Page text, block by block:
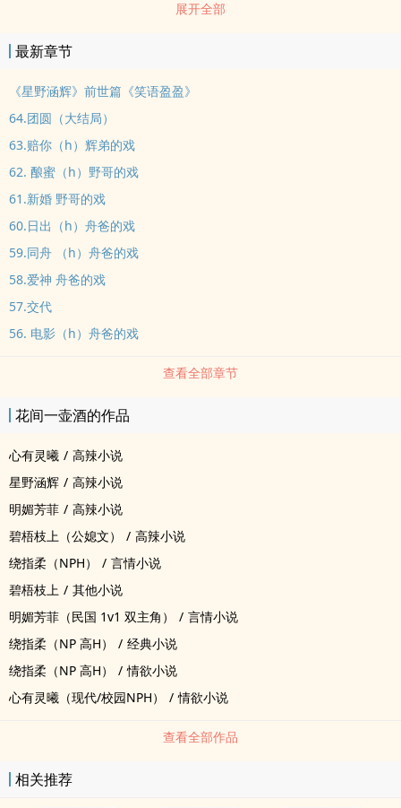
野涵辉女主名字来自于辛弃疾的《青玉案》里的笑语盈盈哥哥和姐姐
一对儿，弟弟和妹妹一对儿，最后强行HE这次我要一本正经写个披着
的超级变态妹子们介意慎点《星野涵辉》前世篇《笑语盈盈》我决定
就写皆大欢喜的肉文前世篇。（原来设定太烧脑了，烧了我几年也写
之，于是两位小王爷就多两个继妹，兄弟两子承父业，为了得到两个
妹妹，兄弟两无所不用极其。基本维持人物性格不变，但是文风会走
甜宠欢脱路线。
展开全部
最新章节
《星野涵辉》前世篇《笑语盈盈》
64.团圆（大结局）
63.赔你（h）辉弟的戏
62. 酿蜜（h）野哥的戏
61.新婚 野哥的戏
60.日出（h）舟爸的戏
59.同舟 （h）舟爸的戏
58.爱神 舟爸的戏
57.交代
56. 电影（h）舟爸的戏
查看全部章节
花间一壶酒的作品
心有灵曦 / 高辣小说
星野涵辉 / 高辣小说
明媚芳菲 / 高辣小说
碧梧枝上（公媳文）
/ 高辣小说
绕指柔（NPH）
/ 言情小说
碧梧枝上 / 其他小说
明媚芳菲（民国 1v1 双主角）
/ 言情小说
绕指柔（NP 高H）
/ 经典小说
绕指柔（NP 高H）
/ 情欲小说
心有灵曦（现代/校园NPH）
/ 情欲小说
查看全部作品
相关推荐